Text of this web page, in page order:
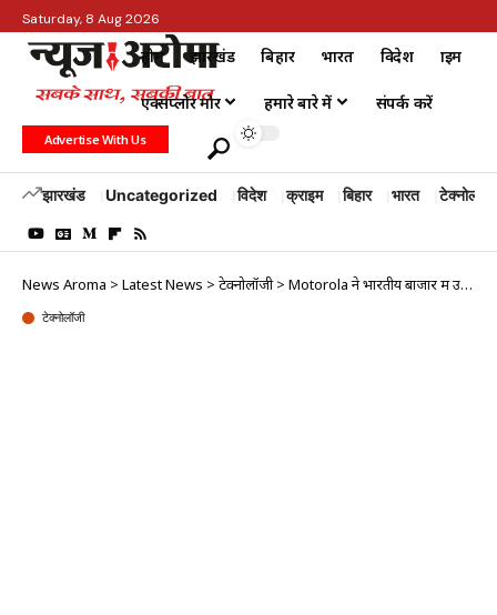
Saturday, 8 Aug 2026
होम झारखंड बिहार भारत विदेश क्राइम
एक्सप्लोर मोर हमारे बारे में संपर्क करें
Advertise With Us
झारखंड Uncategorized विदेश क्राइम बिहार भारत टेक्नोलॉजी
News Aroma > Latest News > टेक्नोलॉजी> Motorola ने भारतीय बाजार में उतारा किफायती फोन, जानें खूबियां और कीमत
टेक्नोलॉजी